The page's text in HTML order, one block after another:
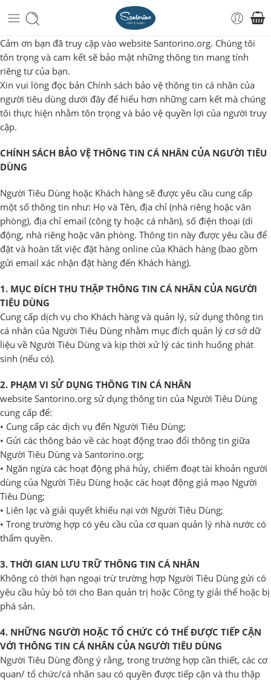
Cảm ơn bạn đã truy cập vào website Santorino.org. Chúng tôi
tôn trọng và cam kết sẽ bảo mật những thông tin mang tính
riêng tư của bạn.
Xin vui lòng đọc bản Chính sách bảo vệ thông tin cá nhân của
người tiêu dùng dưới đây để hiểu hơn những cam kết mà chúng
tôi thực hiện nhằm tôn trọng và bảo vệ quyền lợi của người truy
cập.
CHÍNH SÁCH BẢO VỆ THÔNG TIN CÁ NHÂN CỦA NGƯỜI TIÊU
DÙNG
Người Tiêu Dùng hoặc Khách hàng sẽ được yêu cầu cung cấp
một số thông tin như: Họ và Tên, địa chỉ (nhà riêng hoặc văn
phòng), địa chỉ email (công ty hoặc cá nhân), số điện thoại (di
động, nhà riêng hoặc văn phòng. Thông tin này được yêu cầu để
đặt và hoàn tất việc đặt hàng online của Khách hàng (bao gồm
gửi email xác nhận đặt hàng đến Khách hàng).
1. MỤC ĐÍCH THU THẬP THÔNG TIN CÁ NHÂN CỦA NGƯỜI
TIÊU DÙNG
Cung cấp dịch vụ cho Khách hàng và quản lý, sử dụng thông tin
cá nhân của Người Tiêu Dùng nhằm mục đích quản lý cơ sở dữ
liệu về Người Tiêu Dùng và kịp thời xử lý các tình huống phát
sinh (nếu có).
2. PHẠM VI SỬ DỤNG THÔNG TIN CÁ NHÂN
website Santorino.org sử dụng thông tin của Người Tiêu Dùng
cung cấp để:
• Cung cấp các dịch vụ đến Người Tiêu Dùng;
• Gửi các thông báo về các hoạt động trao đổi thông tin giữa
Người Tiêu Dùng và Santorino.org;
• Ngăn ngừa các hoạt động phá hủy, chiếm đoạt tài khoản người
dùng của Người Tiêu Dùng hoặc các hoạt động giả mạo Người
Tiêu Dùng;
• Liên lạc và giải quyết khiếu nại với Người Tiêu Dùng;
• Trong trường hợp có yêu cầu của cơ quan quản lý nhà nước có
thẩm quyền.
3. THỜI GIAN LƯU TRỮ THÔNG TIN CÁ NHÂN
Không có thời hạn ngoại trừ trường hợp Người Tiêu Dùng gửi có
yêu cầu hủy bỏ tới cho Ban quản trị hoặc Công ty giải thể hoặc bị
phá sản.
4. NHỮNG NGƯỜI HOẶC TỔ CHỨC CÓ THỂ ĐƯỢC TIẾP CẬN
VỚI THÔNG TIN CÁ NHÂN CỦA NGƯỜI TIÊU DÙNG
Người Tiêu Dùng đồng ý rằng, trong trường hợp cần thiết, các cơ
quan/ tổ chức/cá nhân sau có quyền được tiếp cận và thu thập